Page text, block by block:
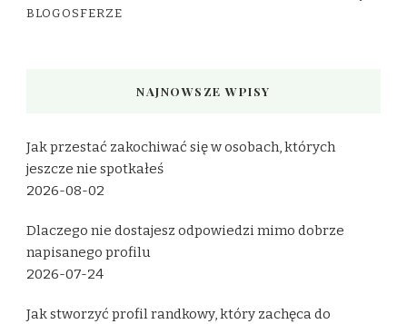
BLOGOSFERZE
NAJNOWSZE WPISY
Jak przestać zakochiwać się w osobach, których
jeszcze nie spotkałeś
2026-08-02
Dlaczego nie dostajesz odpowiedzi mimo dobrze
napisanego profilu
2026-07-24
Jak stworzyć profil randkowy, który zachęca do